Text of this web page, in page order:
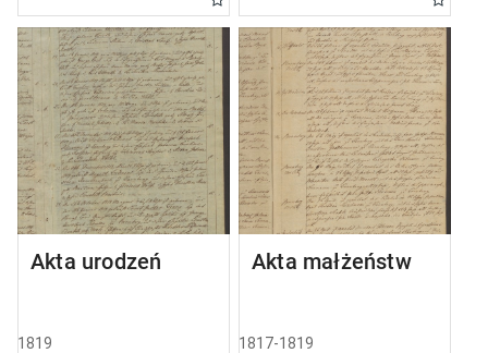
Akta urodzeń
1819
Akta małżeństw
1817-1819